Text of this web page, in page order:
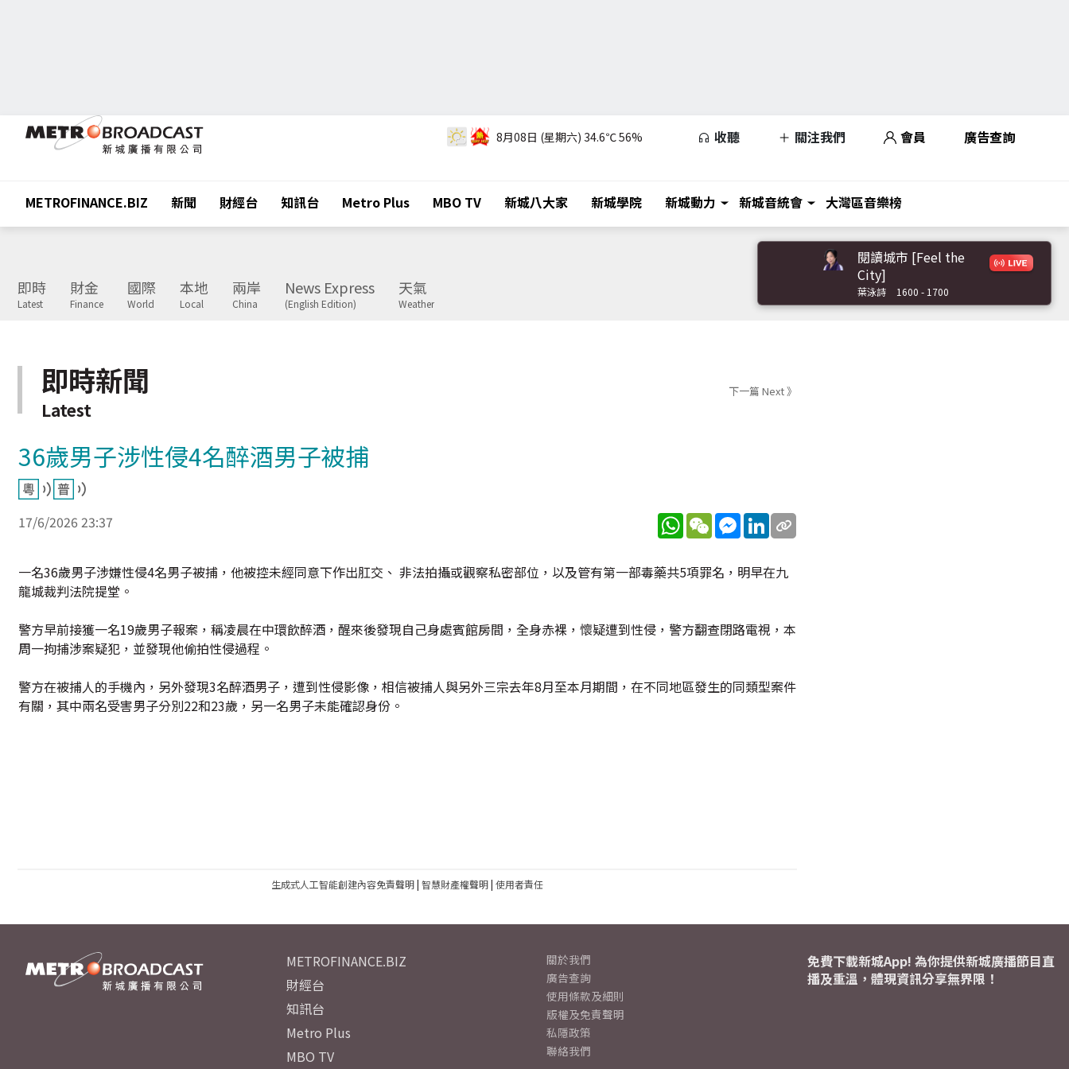
8月08日 (星期六) 34.6℃56% 收聽 關注我們 會員 廣告查詢
METROFINANCE.BIZ 新聞 財經台 知訊台 Metro Plus MBO TV 新城八大家 新城學院 新城動力 新城音統會 大灣區音樂榜
即時
Latest
財金
Finance
國際
World
本地
Local
兩岸
China
News Express
(English Edition)
天氣
Weather
閱讀城市 [Feel the
City]
葉泳詩 1600 - 1700
即時新聞
Latest
下一篇 Next 》
36歲男子涉性侵4名醉酒男子被捕
17/6/2026 23:37 WhatsApp
WeChatMessenger
LinkedIn
一名36歲男子涉嫌性侵4名男子被捕，他被控未經同意下作出肛交、 非法拍攝或觀察私密部位，以及管有第一部毒藥共5項罪名，明早在九
龍城裁判法院提堂。
警方早前接獲一名19歲男子報案，稱凌晨在中環飲醉酒，醒來後發現自己身處賓館房間，全身赤裸，懷疑遭到性侵，警方翻查閉路電視，本
周一拘捕涉案疑犯，並發現他偷拍性侵過程。
警方在被捕人的手機內，另外發現3名醉酒男子，遭到性侵影像，相信被捕人與另外三宗去年8月至本月期間，在不同地區發生的同類型案件
有關，其中兩名受害男子分別22和23歲，另一名男子未能確認身份。
生成式人工智能創建內容免責聲明| 智慧財產權聲明| 使用者責任
METROFINANCE.BIZ
財經台
知訊台
Metro Plus
MBO TV
關於我們
廣告查詢
使用條款及細則
版權及免責聲明
私隱政策
聯絡我們
免費下載新城App! 為你提供新城廣播節目直
播及重溫，體現資訊分享無界限！